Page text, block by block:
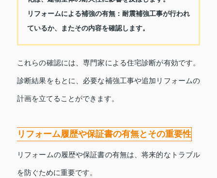
リフォームによる補強の有無： 耐震補強工事が行われ
ているか、またその内容を確認します。
これらの確認には、専門家による住宅診断が有効です。
診断結果をもとに、必要な補強工事や追加リフォームの
計画を立てることができます。
リフォーム履歴や保証書の有無とその重要性
リフォームの履歴や保証書の有無は、将来的なトラブル
を防ぐために重要です。